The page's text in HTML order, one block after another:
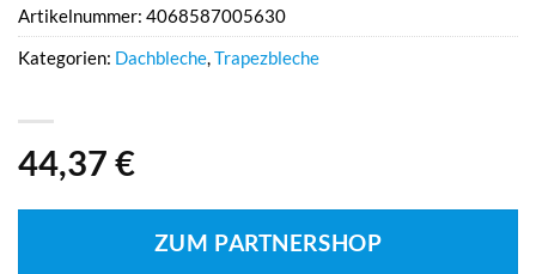
44,37 €
ZUM PARTNERSHOP
Artikelnummer: 4068587005630
Kategorien: Dachbleche,Trapezbleche